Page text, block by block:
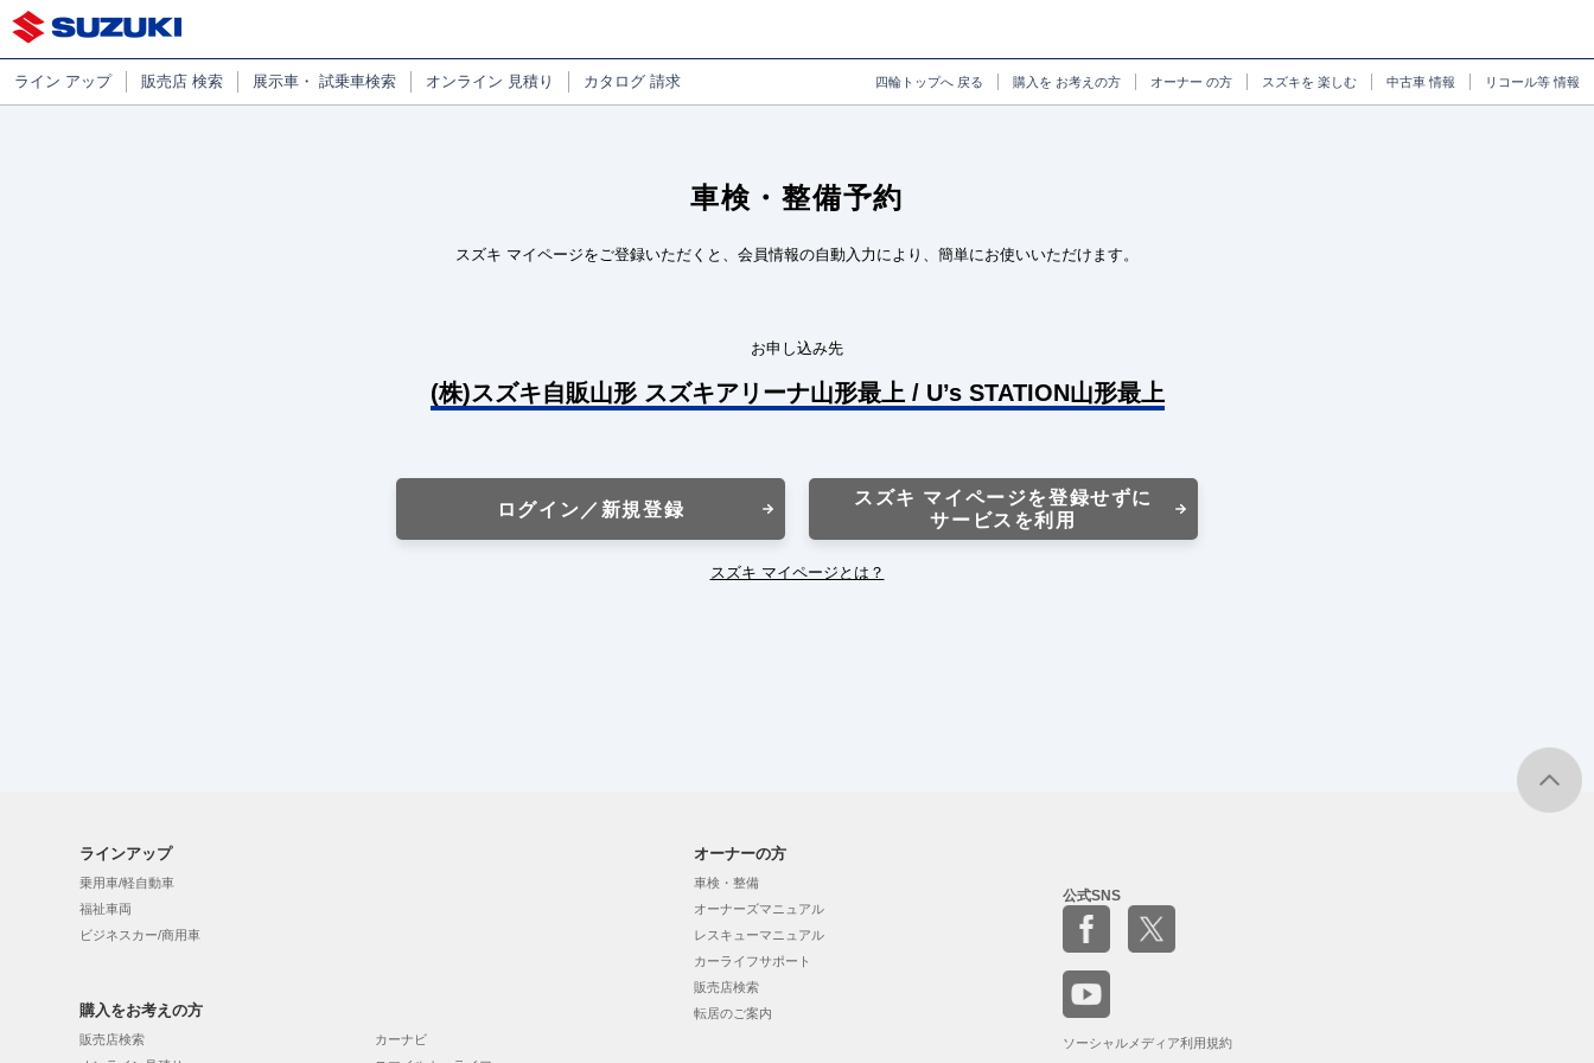
ライン アップ 販売店 検索 展示車・ 試乗車検索 オンライン 見積り カタログ 請求 四輪トップへ 戻る 購入を お考えの方 オーナー の方 スズキを 楽しむ 中古車情報 リコール等情報
車検・整備予約
スズキ マイページをご登録いただくと、会員情報の自動入力により、簡単にお使いいただけます。
お申し込み先
(株)スズキ自販山形 スズキアリーナ山形最上 / U’s STATION山形最上
ログイン／新規登録
スズキ マイページを登録せずに
サービスを利用
スズキ マイページとは？
ラインアップ
乗用車/軽自動車
福祉車両
ビジネスカー/商用車
購入をお考えの方
販売店検索
カーナビ
オーナーの方
車検・整備
オーナーズマニュアル
レスキューマニュアル
カーライフサポート
販売店検索
転居のご案内
公式SNS
ソーシャルメディア利用規約